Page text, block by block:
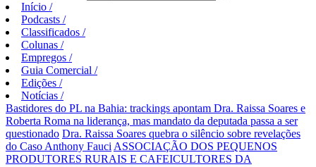
Início /
Podcasts /
Classificados /
Colunas /
Empregos /
Guia Comercial /
Edições /
Notícias /
Bastidores do PL na Bahia: trackings apontam Dra. Raissa Soares e
Roberta Roma na liderança, mas mandato da deputada passa a ser
questionado Dra. Raissa Soares quebra o silêncio sobre revelações
do Caso Anthony Fauci ASSOCIAÇÃO DOS PEQUENOS
PRODUTORES RURAIS E CAFEICULTORES DA